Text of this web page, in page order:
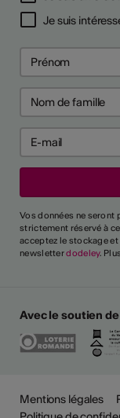
je
culturel
?
critères généraux et
également
Je suis
Vos données ne seront
strictement réservé à
acceptez le stockage
newsletterdodeley.
Avec le soutien de
Mentions légales